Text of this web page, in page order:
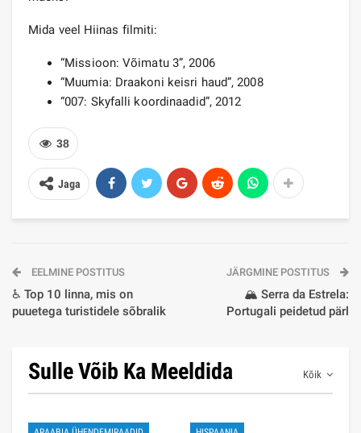
Mida veel Hiinas filmiti:
“Missioon: Võimatu 3”, 2006
“Muumia: Draakoni keisri haud”, 2008
“007: Skyfalli koordinaadid”, 2012
38
Jaga
EELMINE POSTITUS
♿ Top 10 linna, mis on
puuetega turistidele sõbralik
JÄRGMINE POSTITUS
🏔️ Serra da Estrela:
Portugali peidetud pärl
Kõik
Sulle Võib Ka Meeldida